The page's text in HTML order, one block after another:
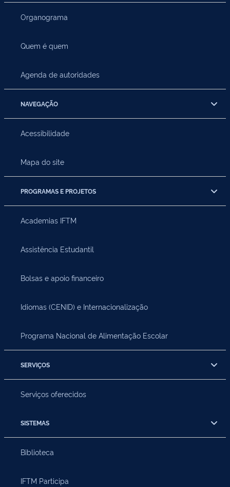
Organograma
Quem é quem
Agenda de autoridades
NAVEGAÇÃO
Acessibilidade
Mapa do site
PROGRAMAS E PROJETOS
Academias IFTM
Assistência Estudantil
Bolsas e apoio financeiro
Idiomas (CENID) e Internacionalização
Programa Nacional de Alimentação Escolar
SERVIÇOS
Serviços oferecidos
SISTEMAS
Biblioteca
IFTM Participa